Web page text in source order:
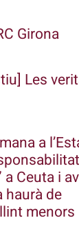
Girona
Les
a
a Ceuta i
haurà de
menors